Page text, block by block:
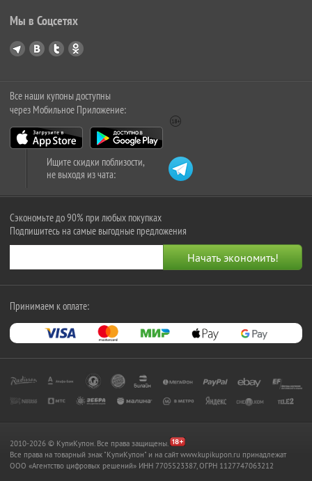
Мы в Соцсетях
Все наши купоны доступны
через Мобильное Приложение:
Ищите скидки поблизости,
не выходя из чата:
Сэкономьте до 90% при любых покупках
Подпишитесь на самые выгодные предложения
Принимаем к оплате:
2010-2026 © КупиКупон. Все права защищены.
Все права на товарный знак "КупиКупон" и на сайт www.kupikupon.ru принадлежат
OOO «Агентство цифровых решений» ИНН 7705523387, ОГРН 1127747063212